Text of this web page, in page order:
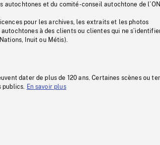
autochtones et du comité-conseil autochtone de
pour les archives, les extraits et les photos
à des clients ou clientes qui ne
Inuit ou Métis).
dater de plus de 120 ans. Certaines scènes ou
En savoir plus